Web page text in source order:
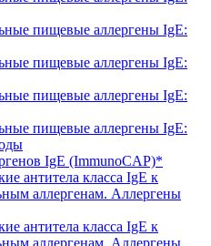
пищевые аллергены IgE:
пищевые аллергены IgE:
пищевые аллергены IgE:
пищевые аллергены IgE:
IgE (ImmunoCAP)*
антитела класса IgE к
аллергенам. Аллергены
антитела класса IgE к
аллергенам. Аллергены